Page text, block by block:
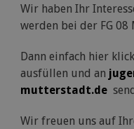
Wir haben Ihr
werden bei der FG 08
Dann einfach hier
ausfüllen und an
mutterstadt.de
Wir freuen uns auf